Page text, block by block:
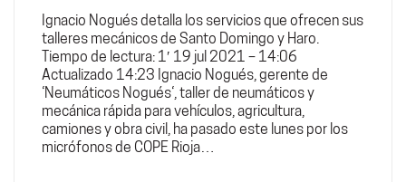
Ignacio Nogués detalla los servicios que ofrecen sus
talleres mecánicos de Santo Domingo y Haro.
Tiempo de lectura: 1′ 19 jul 2021 – 14:06
Actualizado 14:23 Ignacio Nogués, gerente de
‘Neumáticos Nogués‘, taller de neumáticos y
mecánica rápida para vehículos, agricultura,
camiones y obra civil, ha pasado este lunes por los
micrófonos de COPE Rioja…